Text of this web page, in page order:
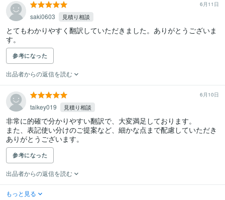
6月11日
saki0603 見積り相談
とてもわかりやすく翻訳していただきました。ありがとうございま
す。
参考になった
出品者からの返信を読む
6月10日
taikey019 見積り相談
非常に的確で分かりやすい翻訳で、大変満足しております。
また、表記使い分けのご提案など、細かな点まで配慮していただき
ありがとうございます。
参考になった
出品者からの返信を読む
もっと見る